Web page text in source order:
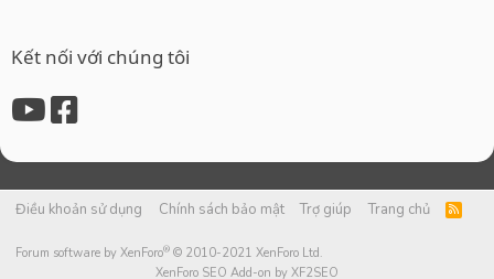
Kết nối với chúng tôi
Điều khoản sử dụng Chính sách bảo mật Trợ giúp Trang chủ
R
S
Forum software by XenForo® © 2010-2021 XenForo Ltd.
XenForo SEO Add-on by XF2SEO